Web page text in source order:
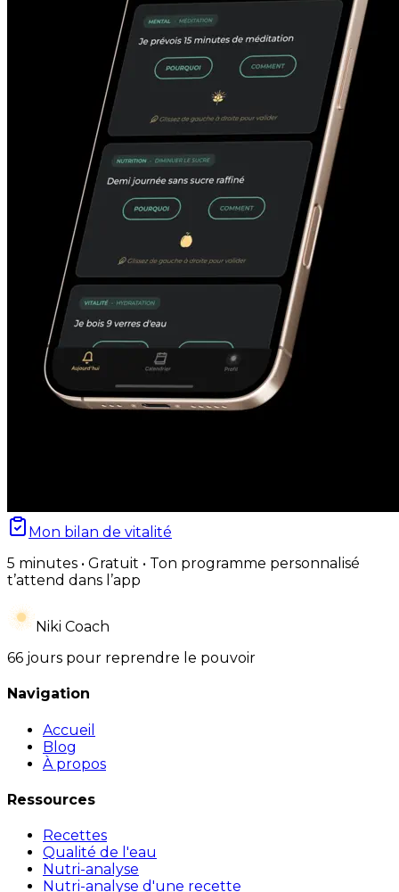
Mon bilan de vitalité
5 minutes • Gratuit • Ton programme personnalisé
t’attend dans l’app
Niki Coach
66 jours pour reprendre le pouvoir
Navigation
Accueil
Blog
À propos
Ressources
Recettes
Qualité de l'eau
Nutri-analyse
Nutri-analyse d'une recette